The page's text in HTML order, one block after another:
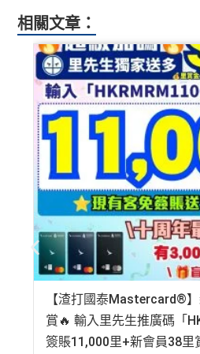
相關文章：
【渣打國泰Mastercard®
賞🔥 輸入里先生推廣碼「
簽賬11,000里+新會員38里